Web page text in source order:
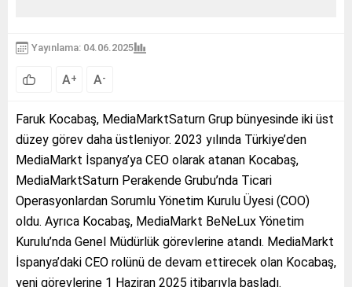
Yayınlama: 04.06.2025
A+ A-
Faruk Kocabaş, MediaMarktSaturn Grup bünyesinde iki üst
düzey görev daha üstleniyor. 2023 yılında Türkiye’den
MediaMarkt İspanya’ya CEO olarak atanan Kocabaş,
MediaMarktSaturn Perakende Grubu’nda Ticari
Operasyonlardan Sorumlu Yönetim Kurulu Üyesi (COO)
oldu. Ayrıca Kocabaş, MediaMarkt BeNeLux Yönetim
Kurulu’nda Genel Müdürlük görevlerine atandı. MediaMarkt
İspanya’daki CEO rolünü de devam ettirecek olan Kocabaş,
yeni görevlerine 1 Haziran 2025 itibarıyla başladı.